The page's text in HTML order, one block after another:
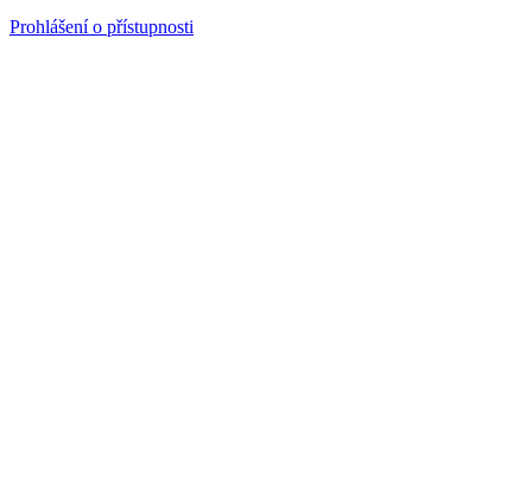
Prohlášení o přístupnosti